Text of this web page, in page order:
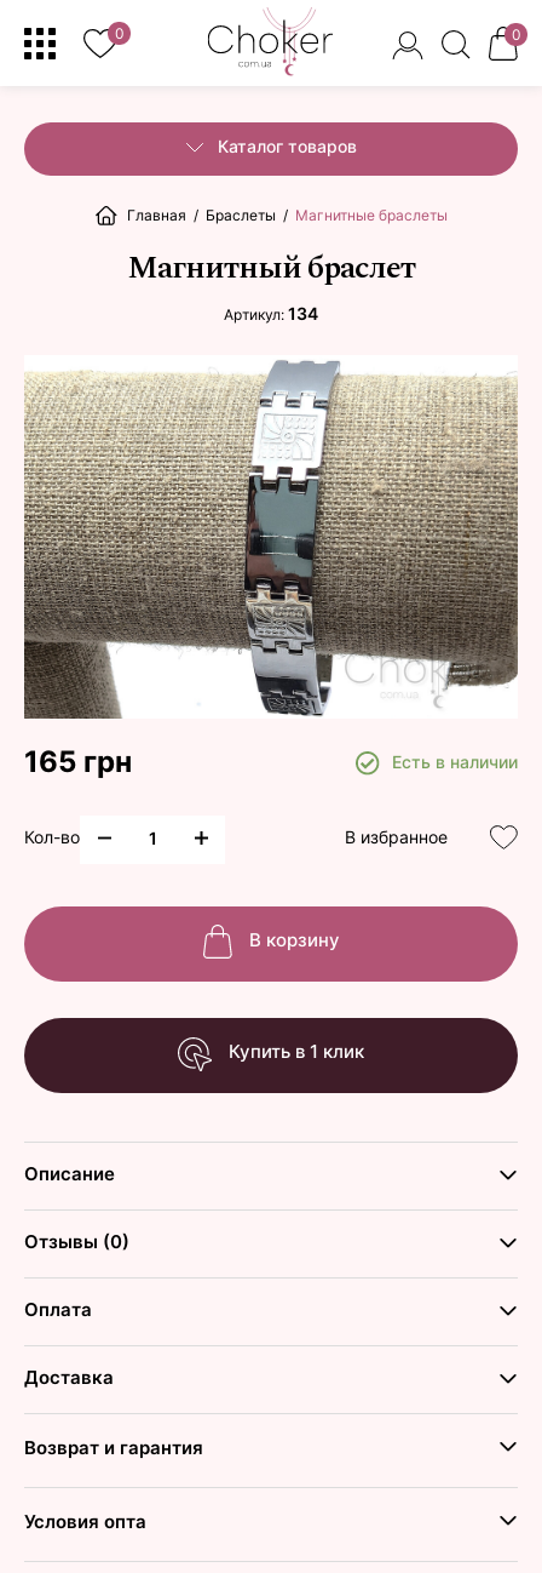
0 0
Каталог товаров
Главная / Браслеты / Магнитные браслеты
Магнитный браслет
Артикул: 134
165 грн Есть в наличии
Кол-во В избранное
В корзину
Купить в 1 клик
Описание
Отзывы (0)
Оплата
Доставка
Возврат и гарантия
Условия опта